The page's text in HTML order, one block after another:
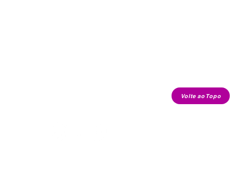
Volte ao Topo